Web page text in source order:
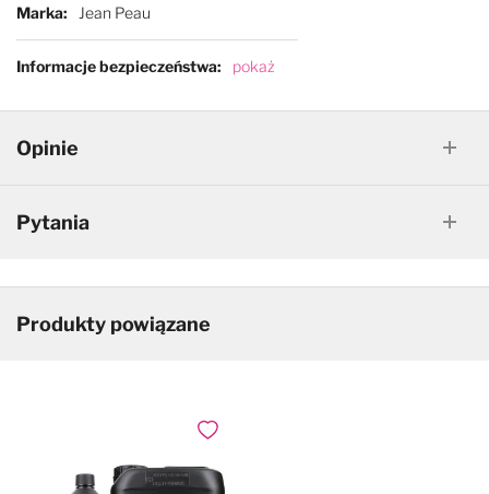
Marka Jean Peau
Informacje bezpieczeństwa pokaż
Opinie
Pytania
Produkty powiązane
Dodaj do ulubionych